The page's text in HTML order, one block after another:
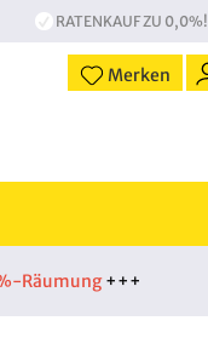
RATENKAUF ZU 0,0%!
Merken
Räumung+++